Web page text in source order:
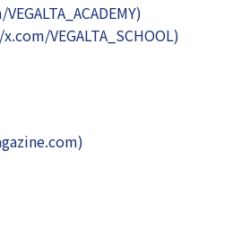
VEGALTA_SCHOOL)